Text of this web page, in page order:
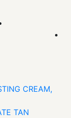
CREAM,
TAN